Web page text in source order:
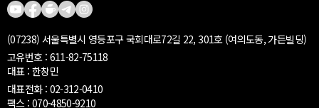
(07238) 서울특별시 영등포구 국회대로72길 22, 301호 (여의도동, 가든빌딩)
고유번호 : 611-82-75118
대표 : 한창민
대표전화 : 02-312-0410
팩스 : 070-4850-9210